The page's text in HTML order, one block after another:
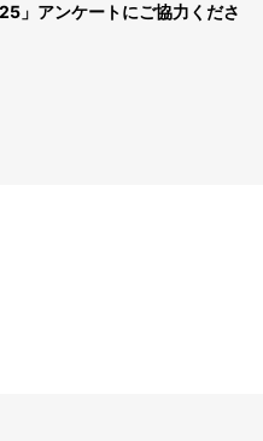
」アンケートにご協力くださ